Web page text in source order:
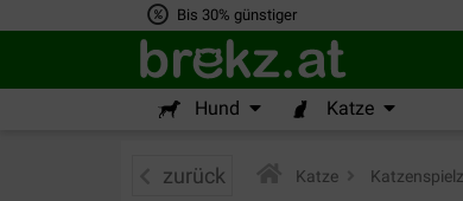
Bis 30% günstiger
Hund Katze
zurück Katze